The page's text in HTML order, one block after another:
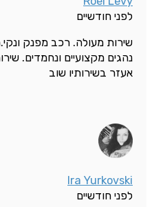
לפני חודשיים
שירות מעולה. רכב מפנק
נהגים מקצועיים ונחמדים.
אעזר בשירותיו שוב
Ira Yurkovski
לפני חודשיים